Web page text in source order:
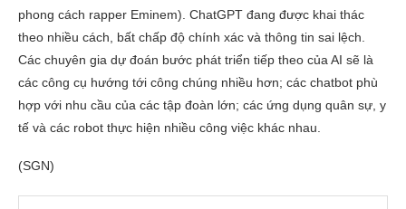
phong cách rapper Eminem). ChatGPT đang được khai thác
theo nhiều cách, bất chấp độ chính xác và thông tin sai lệch.
Các chuyên gia dự đoán bước phát triển tiếp theo của AI sẽ là
các công cụ hướng tới công chúng nhiều hơn; các chatbot phù
hợp với nhu cầu của các tập đoàn lớn; các ứng dụng quân sự, y
tế và các robot thực hiện nhiều công việc khác nhau.
(SGN)